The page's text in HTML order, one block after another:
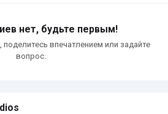
нет, будьте первым!
впечатлением или задайте
вопрос.